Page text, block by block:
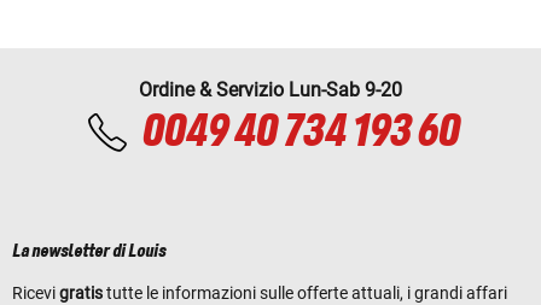
Ordine & Servizio Lun-Sab 9-20
0049 40 734 193 60
La newsletter di Louis
Ricevigratistutte le informazioni sulle offerte attuali, i grandi affari